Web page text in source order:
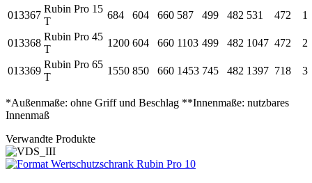
013367
Rubin Pro 15
T
684 604 660 587 499 482 531 472 1
013368
Rubin Pro 45
T
1200 604 660 1103 499 482 1047 472 2
013369
Rubin Pro 65
T
1550 850 660 1453 745 482 1397 718 3
*Außenmaße: ohne Griff und Beschlag **Innenmaße: nutzbares
Innenmaß
Verwandte Produkte